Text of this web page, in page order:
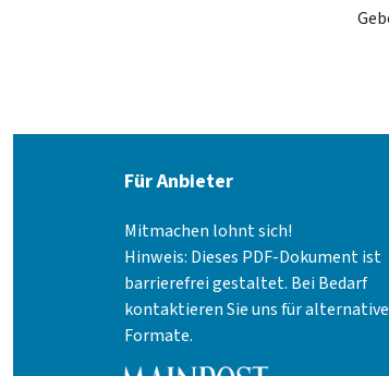
Für Anbieter
Mitmachen lohnt sich!
Hinweis: Dieses PDF-Dokument ist
barrierefrei gestaltet. Bei Bedarf
kontaktieren Sie uns für alternative
Formate.